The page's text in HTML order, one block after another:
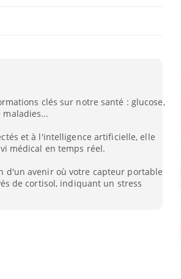
clés sur notre santé : glucose,
et à l'intelligence artificielle, elle
médical en temps réel.
d'un avenir où votre capteur portable
de cortisol, indiquant un stress
VIH : la fin du comprimé
tous les jours se profile-t-
Pourquoi votre ventre
jours de vos vacances ?